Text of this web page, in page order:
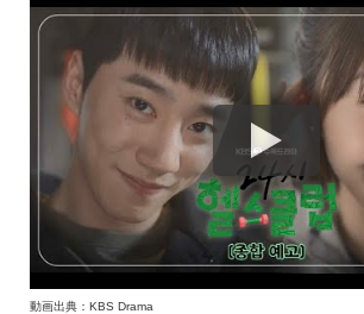
動画出典：KBS Drama